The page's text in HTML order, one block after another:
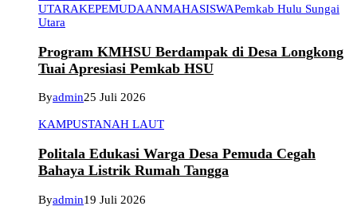
UTARAKEPEMUDAANMAHASISWAPemkab Hulu Sungai
Utara
Program KMHSU Berdampak di Desa Longkong
Tuai Apresiasi Pemkab HSU
Byadmin25 Juli 2026
KAMPUSTANAH LAUT
Politala Edukasi Warga Desa Pemuda Cegah
Bahaya Listrik Rumah Tangga
Byadmin19 Juli 2026